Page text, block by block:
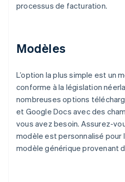
processus de facturation.
Modèles
L’option la plus simple est un
conforme à la législation
nombreuses options
et Google Docs avec des
vous avez besoin. Assurez-
modèle est personnalisé pour
modèle générique provenant